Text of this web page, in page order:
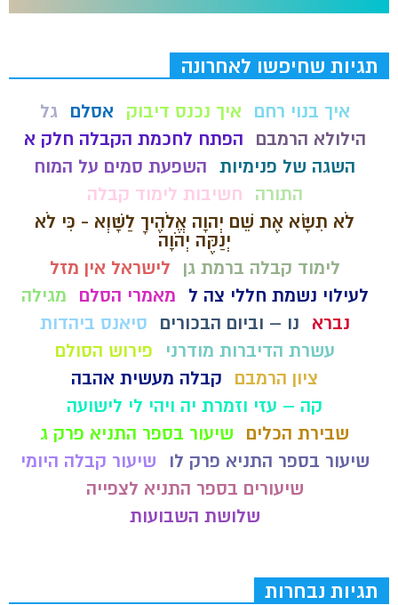
תגיות שחיפשו לאחרונה
איך בנוי רחם איך נכנס דיבוק אסלם
גל
הילולא הרמבם
הפתח לחכמת הקבלה חלק א
השגה של פנימיות השפעת סמים על המוח
התורה
חשיבות לימוד קבלה
לֹא תִשָּׂא אֶת שֵׁם יְהוָה אֱלֹהֶיךָ לַשָּׁוְא - כִּי לֹא
יְנַקֶּה יְהֹוָה
לימוד קבלה ברמת גן
לישראל אין מזל
לעילוי נשמת חללי צה ל
מאמרי הסלם
מגילה
נברא
נו – וביום הבכורים
סיאנס ביהדות
עשרת הדיברות מודרני
פירוש הסולם
ציון הרמבם
קבלה מעשית אהבה
קה – עזי וזמרת יה ויהי לי לישועה
שבירת הכלים
שיעור בספר התניא פרק ג
שיעור בספר התניא פרק לו
שיעור קבלה היומי
שיעורים בספר התניא לצפייה
שלושת השבועות
תגיות נבחרות